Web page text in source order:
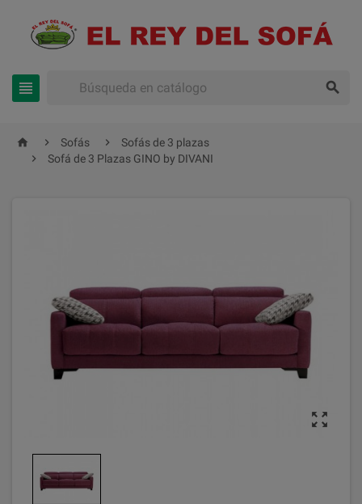
 
  Sofás 
Sofás de 3 plazas

Sofá de 3 Plazas GINO by DIVANI
